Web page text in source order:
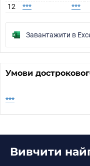
12
*** ***
Завантажити в
Умови
***
Вивчити